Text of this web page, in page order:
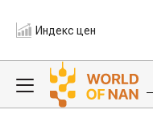
Индекс цен